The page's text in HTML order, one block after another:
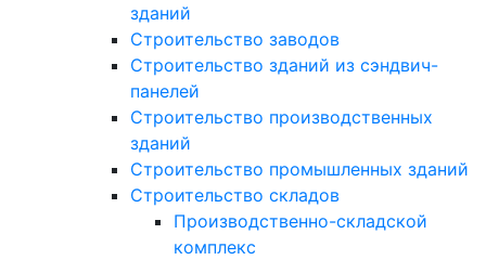
зданий
Строительство заводов
Строительство зданий из сэндвич-
панелей
Строительство производственных
зданий
Строительство промышленных зданий
Строительство складов
Производственно-складской
комплекс